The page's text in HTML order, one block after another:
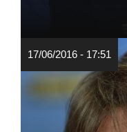
17/06/2016 - 17:51